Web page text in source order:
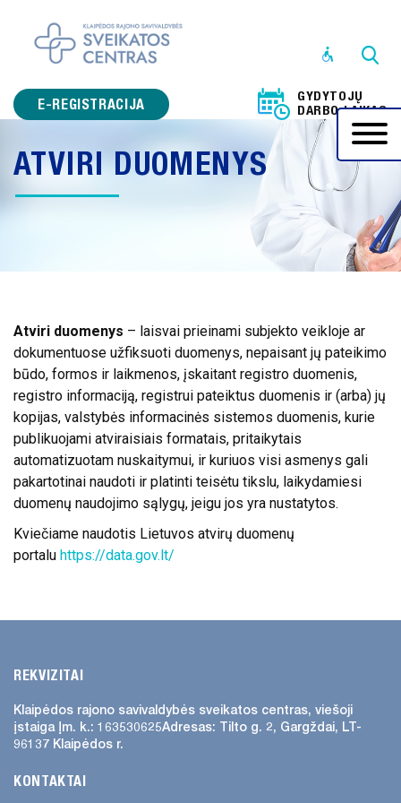
E-REGISTRACIJA
GYDYTOJŲ
DARBO LAIKAS
STRUKTŪRA
IR
KONTAKTINĖ
INFORMACIJA
VEIKLOS
ADMINISTRACINĖ
INFORMACIJA
PASLAUGOS
ATVIRI
DUOMENYS
ASMENS
APSAUGA
DAŽNIAUSIAI
SU VISUOMENE
PLANAVIMAS
ATVIRI DUOMENYS
Atviri duomenys – laisvai prieinami subjekto veikloje ar
dokumentuose užfiksuoti duomenys, nepaisant jų pateikimo
būdo, formos ir laikmenos, įskaitant registro duomenis,
registro informaciją, registrui pateiktus duomenis ir (arba) jų
kopijas, valstybės informacinės sistemos duomenis, kurie
publikuojami atviraisiais formatais, pritaikytais
automatizuotam nuskaitymui, ir kuriuos visi asmenys gali
pakartotinai naudoti ir platinti teisėtu tikslu, laikydamiesi
duomenų naudojimo sąlygų, jeigu jos yra nustatytos.
Kviečiame naudotis Lietuvos atvirų duomenų
portalu https://data.gov.lt/
REKVIZITAI
Klaipėdos rajono savivaldybės sveikatos centras, viešoji
įstaigaĮm. k.: 163530625Adresas: Tilto g. 2, Gargždai, LT-
96137 Klaipėdos r.
KONTAKTAI